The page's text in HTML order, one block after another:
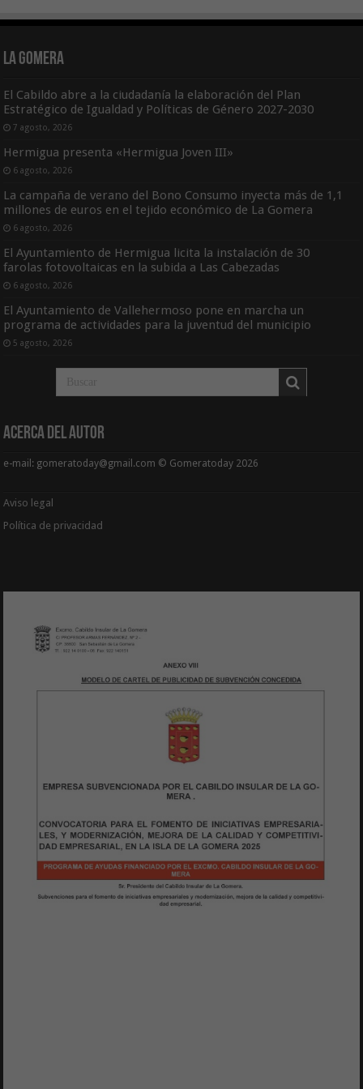
La Gomera
El Cabildo abre a la ciudadanía la elaboración del Plan
Estratégico de Igualdad y Políticas de Género 2027-2030
7 agosto, 2026
Hermigua presenta «Hermigua Joven III»
6 agosto, 2026
La campaña de verano del Bono Consumo inyecta más de 1,1
millones de euros en el tejido económico de La Gomera
6 agosto, 2026
El Ayuntamiento de Hermigua licita la instalación de 30
farolas fotovoltaicas en la subida a Las Cabezadas
6 agosto, 2026
El Ayuntamiento de Vallehermoso pone en marcha un
programa de actividades para la juventud del municipio
5 agosto, 2026
Acerca del Autor
e-mail: gomeratoday@gmail.com © Gomeratoday 2026
Aviso legal
Política de privacidad